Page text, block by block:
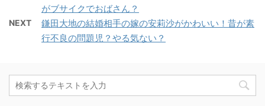
がブサイクでおばさん？
NEXT
鎌田大地の結婚相手の嫁の安莉沙がかわいい！昔が素
行不良の問題児？やる気ない？